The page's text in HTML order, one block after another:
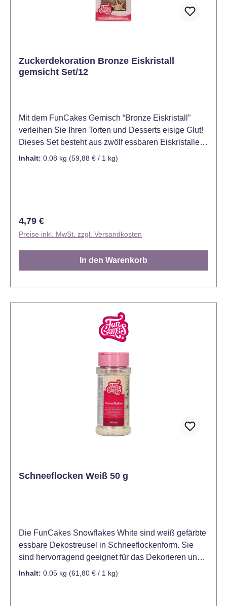
Zuckerdekoration Bronze Eiskristall
gemsicht Set/12
Mit dem FunCakes Gemisch “Bronze Eiskristall”
verleihen Sie Ihren Torten und Desserts eisige Glut!
Dieses Set besteht aus zwölf essbaren Eiskristallen
in edlem Bronze-Ton und ist die perfekte Dekoration
Bronzetönung verleiht einen warmen, metallischen
Glanz - Design: Eiskristallform – elegant, winterlich
und stilvoll - Vielseitig einsetzbar: Perfekt für
Desserttische, Hochzeitstorten, Winterbacken oder
Zuckerdekorationen, bereit zum Aufsetzen Kühl und
schützen. Verarbeitungshinweise: Die Kristalle
einfach auf die fertige Sahne, Desserts, Eis usw. erst
kurz vor dem Servieren dekorieren. Schokolade,
wenn sie leicht schräg platziert werden. Mit dem
FunCakes Zuckerdekoration Bronze Eiskristall Set
bringen Sie Winterzauber und edle Eleganz auf Ihre
Backwerke. Jetzt bestellen und Ihre Deko in Bronze
Inhalt: 0.08 kg (59,88 € / 1 kg)
Regulärer Preis:
4,79 €
Preise inkl. MwSt. zzgl. Versandkosten
In den Warenkorb
Schneeflocken Weiß 50 g
Die FunCakes Snowflakes White sind weiß gefärbte
essbare Dekostreusel in Schneeflockenform. Sie
sind hervorragend geeignet für das Dekorieren und
Verzieren von Kuchen, Torten, Cupcakes, Muffins,
Inhalt: 0.05 kg (61,80 € / 1 kg)